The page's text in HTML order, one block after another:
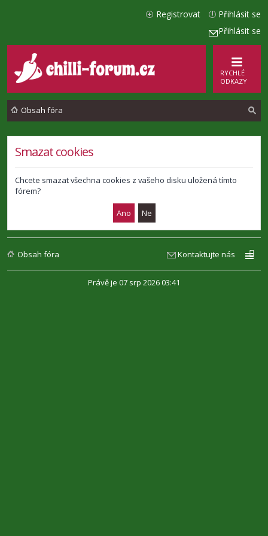
Přihlásit se
Přihlásit se
Registrovat
RYCHLÉ
ODKAZY
Obsah fóra
Smazat cookies
Chcete smazat všechna cookies z vašeho disku uložená tímto
fórem?
Obsah fóra Kontaktujte nás
Právě je 07 srp 2026 03:41